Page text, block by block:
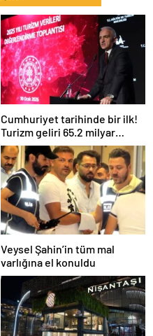
Cumhuriyet tarihinde bir ilk!
Turizm geliri 65.2 milyar
dolarla rekor kırdı
Veysel Şahin’in tüm mal
varlığına el konuldu